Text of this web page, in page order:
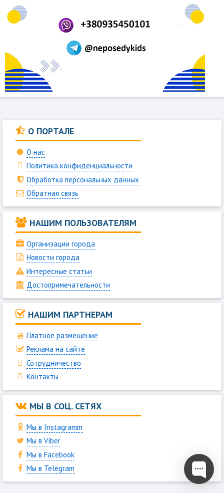
О ПОРТАЛЕ
О нас
Политика конфиденциальности
Обработка персональных данных
Обратная связь
НАШИМ ПОЛЬЗОВАТЕЛЯМ
Организации города
Новости города
Интересные статьи
Достопримечательности
НАШИМ ПАРТНЕРАМ
Платное размещение
Реклама на сайте
Сотрудничество
Контакты
МЫ В СОЦ. СЕТЯХ
Мы в Instagramm
Мы в Viber
Мы в Facebook
Мы в Telegram